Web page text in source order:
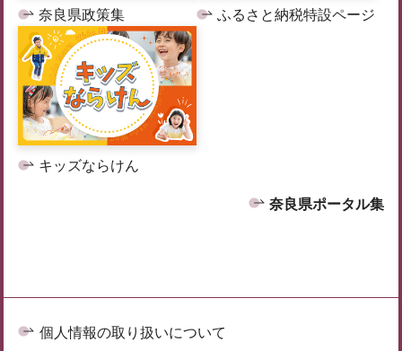
奈良県政策集 ふるさと納税特設ページ
キッズならけん
奈良県ポータル集
個人情報の取り扱いについて